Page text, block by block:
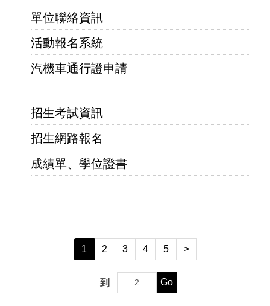
單位聯絡資訊
活動報名系統
汽機車通行證申請
招生考試資訊
招生網路報名
成績單、學位證書
1 2 3 4 5 >
到 Go